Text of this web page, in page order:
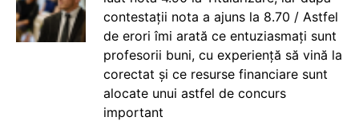
contestații nota a ajuns la 8.70 / Astfel
de erori îmi arată ce entuziasmați sunt
profesorii buni, cu experiență să vină la
corectat și ce resurse financiare sunt
alocate unui astfel de concurs
important